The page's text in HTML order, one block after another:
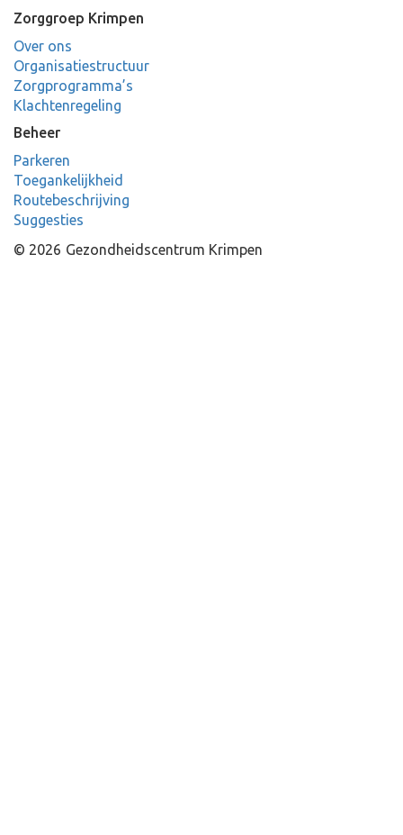
Zorggroep Krimpen
Over ons
Organisatiestructuur
Zorgprogramma’s
Klachtenregeling
Beheer
Parkeren
Toegankelijkheid
Routebeschrijving
Suggesties
© 2026 Gezondheidscentrum Krimpen